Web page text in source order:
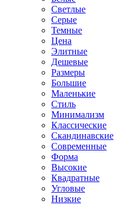
Светлые
Серые
Темные
Цена
Элитные
Дешевые
Размеры
Большие
Маленькие
Стиль
Минимализм
Классические
Скандинавские
Современные
Форма
Высокие
Квадратные
Угловые
Низкие